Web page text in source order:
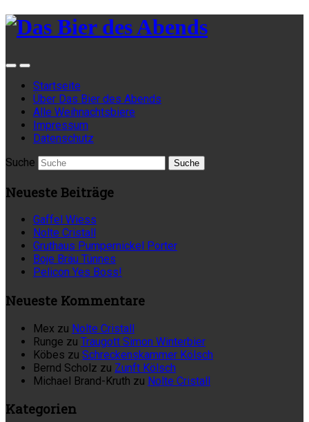
Startseite
Über Das Bier des Abends
Alle Weihnachtsbiere
Impressum
Datenschutz
Suche
Neueste Beiträge
Gaffel Wiess
Nolte Cristall
Gruthaus Pumpernickel Porter
Boje Bräu Tünnes
Pelicon Yes Boss!
Neueste Kommentare
Mex zu Nolte Cristall
Runge zu Traugott Simon Winterbier
Köbes zu Schreckenskammer Kölsch
Bernd Scholz zu Zunft Kölsch
Michael Brand-Kruth zu Nolte Cristall
Kategorien